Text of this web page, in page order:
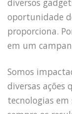
diversos
oportunidade
proporciona.
em um
Somos
diversas ações
tecnologias